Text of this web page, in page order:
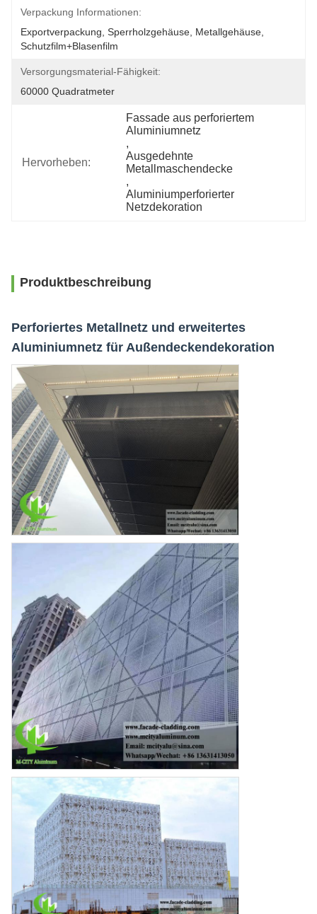
Verpackung Informationen:
Exportverpackung, Sperrholzgehäuse, Metallgehäuse,
Schutzfilm+Blasenfilm
Versorgungsmaterial-Fähigkeit:
60000 Quadratmeter
Hervorheben:
Fassade aus perforiertem
Aluminiumnetz
,
Ausgedehnte
Metallmaschendecke
,
Aluminiumperforierter
Netzdekoration
Produktbeschreibung
Perforiertes Metallnetz und erweitertes
Aluminiumnetz für Außendeckendekoration